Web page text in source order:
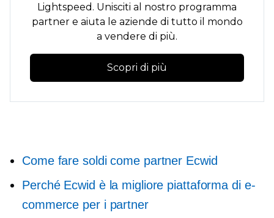
Lightspeed. Unisciti al nostro programma
partner e aiuta le aziende di tutto il mondo
a vendere di più.
Scopri di più
Come fare soldi come partner Ecwid
Perché Ecwid è la migliore piattaforma di e-
commerce per i partner